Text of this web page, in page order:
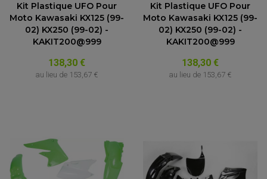
Kit Plastique UFO Pour
Moto Kawasaki KX125 (99-
02) KX250 (99-02) -
KAKIT200@999
138,30 €
au lieu de 153,67 €
Kit Plastique UFO Pour
Moto Kawasaki KX125 (99-
02) KX250 (99-02) -
KAKIT200@999
138,30 €
au lieu de 153,67 €